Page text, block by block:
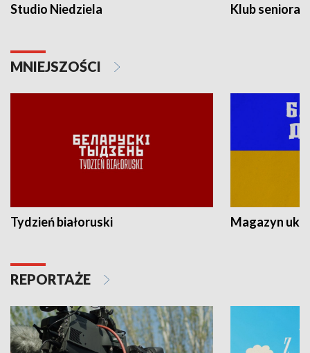
Studio Niedziela Klub seniora
MNIEJSZOŚCI
Tydzień białoruski Magazyn
REPORTAŻE